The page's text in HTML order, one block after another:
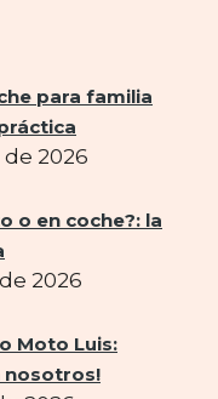
para familia
de 2026
o en coche?: la
2026
Moto Luis:
nosotros!